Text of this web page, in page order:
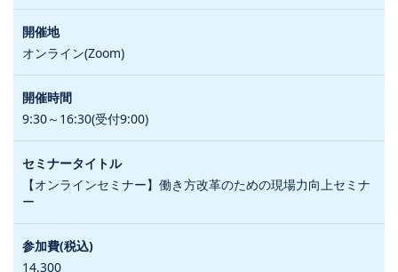
オンライン(Zoom)
9:30～16:30(受付9:00)
【オンラインセミナー】働き方改革のための現場力向上セミナ
ー
14,300